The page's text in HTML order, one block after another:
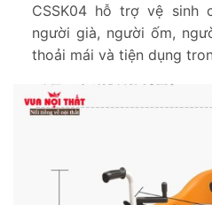
CSSK04 hỗ trợ vệ sinh
người già, người ốm,
thoải mái và tiện dụng